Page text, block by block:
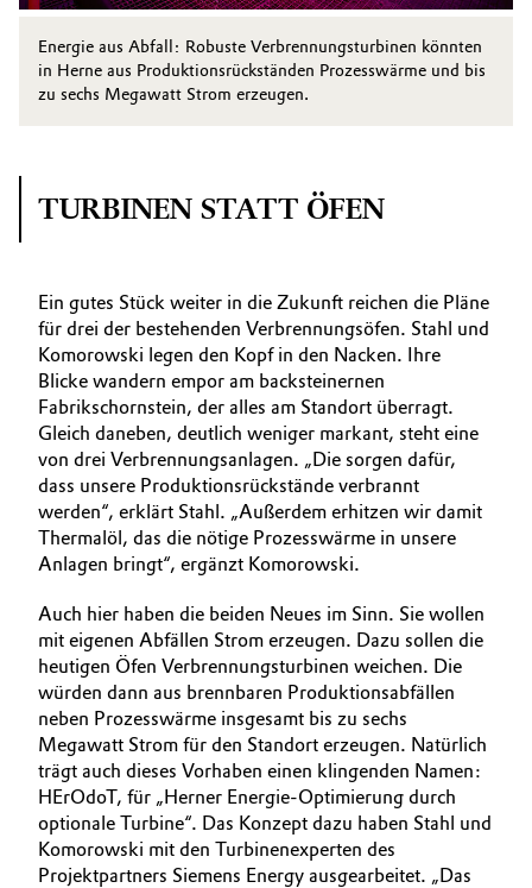
Energie aus Abfall: Robuste Verbrennungsturbinen könnten
in Herne aus Produktionsrückständen Prozesswärme und bis
zu sechs Megawatt Strom erzeugen.
TURBINEN STATT ÖFEN
Ein gutes Stück weiter in die Zukunft reichen die Pläne
für drei der bestehenden Verbrennungsöfen. Stahl und
Komorowski legen den Kopf in den Nacken. Ihre
Blicke wandern empor am backsteinernen
Fabrikschornstein, der alles am Standort überragt.
Gleich daneben, deutlich weniger markant, steht eine
von drei Verbrennungsanlagen. „Die sorgen dafür,
dass unsere Produktionsrückstände verbrannt
werden“, erklärt Stahl. „Außerdem erhitzen wir damit
Thermalöl, das die nötige Prozesswärme in unsere
Anlagen bringt“, ergänzt Komorowski.
Auch hier haben die beiden Neues im Sinn. Sie wollen
mit eigenen Abfällen Strom erzeugen. Dazu sollen die
heutigen Öfen Verbrennungsturbinen weichen. Die
würden dann aus brennbaren Produktionsabfällen
neben Prozesswärme insgesamt bis zu sechs
Megawatt Strom für den Standort erzeugen. Natürlich
trägt auch dieses Vorhaben einen klingenden Namen:
HErOdoT, für „Herner Energie-Optimierung durch
optionale Turbine“. Das Konzept dazu haben Stahl und
Komorowski mit den Turbinenexperten des
Projektpartners Siemens Energy ausgearbeitet. „Das